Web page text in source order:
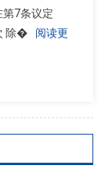
7条议定
除�
阅读更